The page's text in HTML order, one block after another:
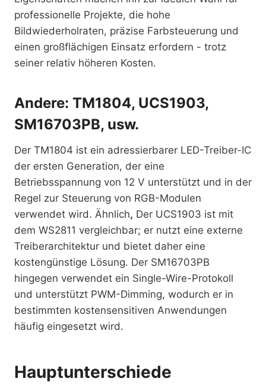
professionelle Projekte, die hohe
Bildwiederholraten, präzise Farbsteuerung und
einen großflächigen Einsatz erfordern - trotz
seiner relativ höheren Kosten.
Andere: TM1804, UCS1903,
SM16703PB, usw.
Der TM1804 ist ein adressierbarer LED-Treiber-IC
der ersten Generation, der eine
Betriebsspannung von 12 V unterstützt und in der
Regel zur Steuerung von RGB-Modulen
verwendet wird. Ähnlich, Der UCS1903 ist mit
dem WS2811 vergleichbar; er nutzt eine externe
Treiberarchitektur und bietet daher eine
kostengünstige Lösung. Der SM16703PB
hingegen verwendet ein Single-Wire-Protokoll
und unterstützt PWM-Dimming, wodurch er in
bestimmten kostensensitiven Anwendungen
häufig eingesetzt wird.
Hauptunterschiede